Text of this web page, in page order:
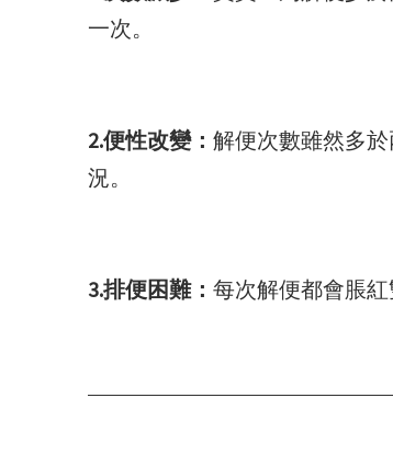
一次。
2.便性改變： 解便次數雖然多
況。
3.排便困難： 每次解便都會脹